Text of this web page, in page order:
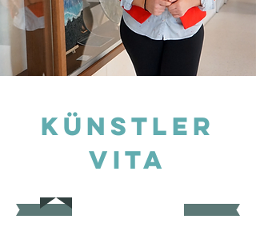
Künstler
Vita